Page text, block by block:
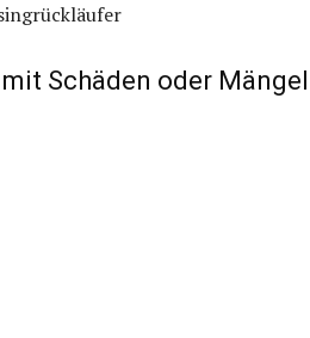
Schäden oder